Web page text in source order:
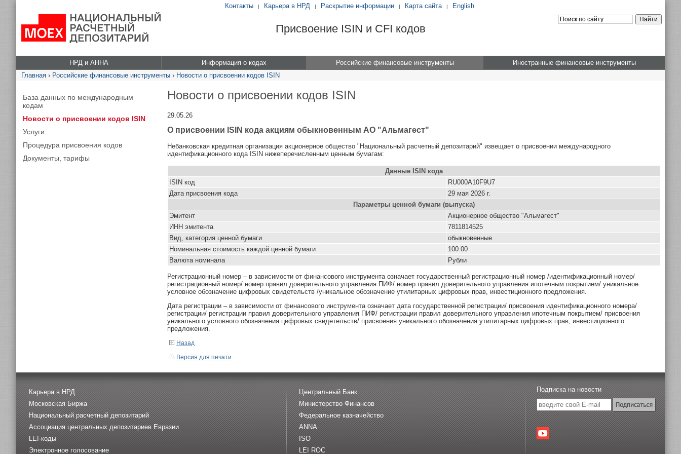
Контакты | Карьера в НРД | Раскрытие информации | Карта сайта | English
Присвоение ISIN и CFI кодов
НРД и АННА Информация о кодах Российские финансовые инструменты
Иностранные финансовые инструменты
Главная › Российские финансовые инструменты › Новости о присвоении кодов ISIN
База данных по международным
кодам
Новости о присвоении кодов ISIN
Услуги
Процедура присвоения кодов
Документы, тарифы
Новости о присвоении кодов ISIN
29.05.26
О присвоении ISIN кода акциям обыкновенным АО "Альмагест"
Небанковская кредитная организация акционерное общество "Национальный расчетный депозитарий" извещает о присвоении международного
идентификационного кода ISIN нижеперечисленным ценным бумагам:
Данные ISIN кода
ISIN код
RU000A10F9U7
Дата присвоения кода
29 мая 2026 г.
Параметры ценной бумаги (выпуска)
Эмитент
Акционерное общество "Альмагест"
ИНН эмитента
7811814525
Вид, категория ценной бумаги
обыкновенные
Номинальная стоимость каждой ценной бумаги
100.00
Валюта номинала
Рубли
Регистрационный номер – в зависимости от финансового инструмента означает государственный регистрационный номер /идентификационный номер/
регистрационный номер/ номер правил доверительного управления ПИФ/ номер правил доверительного управления ипотечным покрытием/ уникальное
условное обозначение цифровых свидетельств /уникальное обозначение утилитарных цифровых прав, инвестиционного предложения.
Дата регистрации – в зависимости от финансового инструмента означает дата государственной регистрации/ присвоения идентификационного номера/
регистрации/ регистрации правил доверительного управления ПИФ/ регистрации правил доверительного управления ипотечным покрытием/ присвоения
уникального условного обозначения цифровых свидетельств/ присвоения уникального обозначения утилитарных цифровых прав, инвестиционного
предложения.
Назад
Версия для печати
Карьера в НРД
Московская Биржа
Национальный расчетный депозитарий
Ассоциация центральных депозитариев Евразии
LEI-коды
Электронное голосование
Центральный Банк
Министерство Финансов
Федеральное казначейство
ANNA
ISO
LEI ROC
Подписка на новости